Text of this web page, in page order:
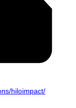
hiloimpact/